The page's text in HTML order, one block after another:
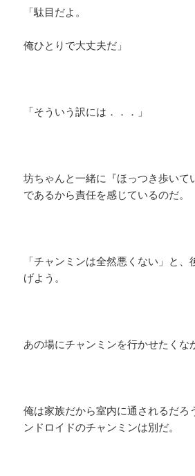
「駄目だよ。
俺ひとりで大丈夫だ」
「そういう訳には．．．」
坊ちゃんと一緒に『ほっつき歩いて
であるから責任を感じているのだ。
「チャンミンは全然悪くない」と
げよう。
あの場にチャンミンを行かせたくな
俺は家族だから室内に通されるだろ
ンドロイドのチャンミンは別だ。